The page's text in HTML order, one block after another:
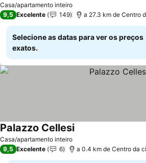
Casa/apartamento inteiro
9,5 Excelente 149 a 27.3 km de Centro
Selecione as datas para ver os preços
exatos.
Casa/apartamento inteiro
Palazzo CellesiVer preços
9,5 Excelente 6 a 0.4 km de Centro da